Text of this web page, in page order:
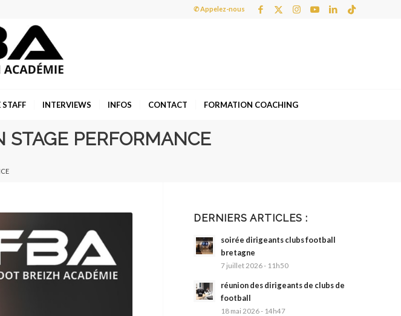
✆ Appelez-nous
STAFF INTERVIEWS INFOS CONTACT FORMATION COACHING
STAGE PERFORMANCE
DERNIERS ARTICLES :
soirée dirigeants clubs football
bretagne
7 juillet 2026 - 11h50
réunion des dirigeants de clubs de
football
18 mai 2026 - 14h47